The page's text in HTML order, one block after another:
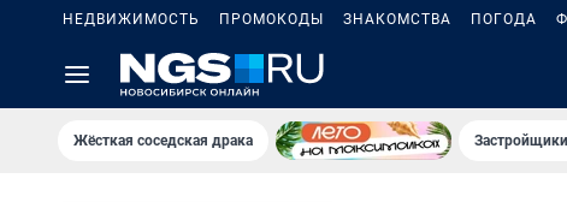
НЕДВИЖИМОСТЬ ПРОМОКОДЫ ЗНАКОМСТВА ПОГОДА
Жёсткая соседская драка